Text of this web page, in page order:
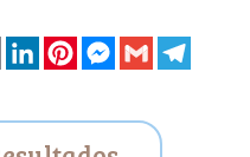
Email LinkedInPinterestMessenger
Gmail